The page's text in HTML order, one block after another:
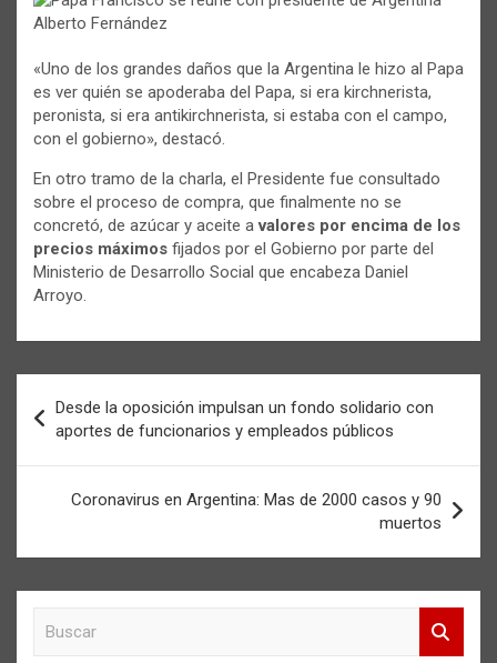
«Uno de los grandes daños que la Argentina le hizo al Papa
es ver quién se apoderaba del Papa, si era kirchnerista,
peronista, si era antikirchnerista, si estaba con el campo,
con el gobierno», destacó.
En otro tramo de la charla, el Presidente fue consultado
sobre el proceso de compra, que finalmente no se
concretó, de azúcar y aceite avalores por encima de los
precios máximos fijados por el Gobierno por parte del
Ministerio de Desarrollo Social que encabeza Daniel
Arroyo.
de
entradas
Desde la oposición impulsan un fondo solidario con
aportes de funcionarios y empleados públicos
Coronavirus en Argentina: Mas de 2000 casos y 90
muertos